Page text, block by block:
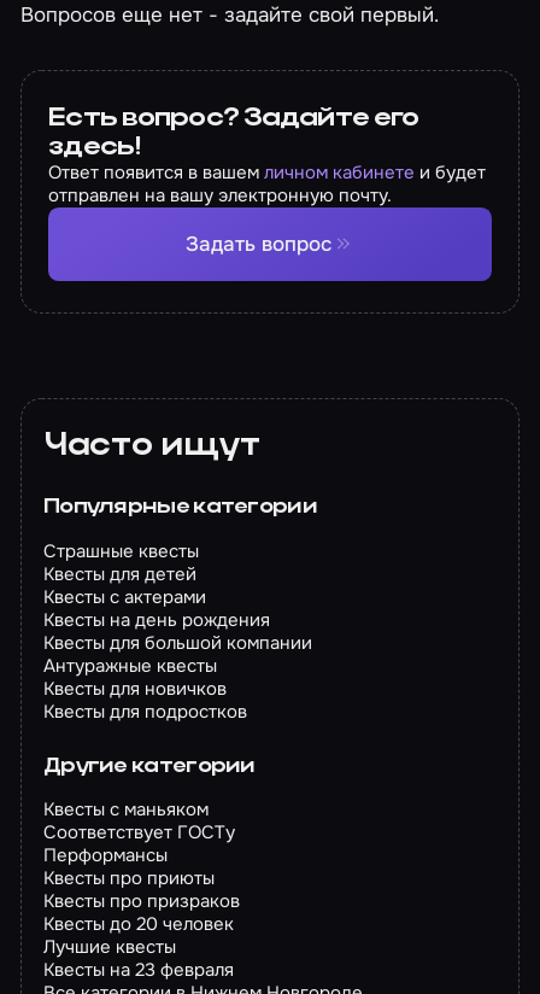
Вопросов еще нет - задайте свой первый.
Есть вопрос? Задайте его
здесь!
Ответ появится в вашемличном кабинете и будет
отправлен на вашу электронную почту.
Задать вопрос
Часто ищут
Популярные категории
Страшные квесты
Квесты для детей
Квесты с актерами
Квесты на день рождения
Квесты для большой компании
Антуражные квесты
Квесты для новичков
Квесты для подростков
Другие категории
Квесты с маньяком
Соответствует ГОСТу
Перформансы
Квесты про приюты
Квесты про призраков
Квесты до 20 человек
Лучшие квесты
Квесты на 23 февраля